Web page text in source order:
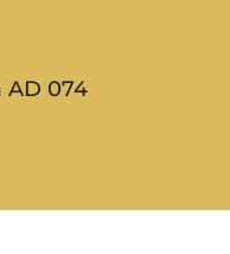
AD 074